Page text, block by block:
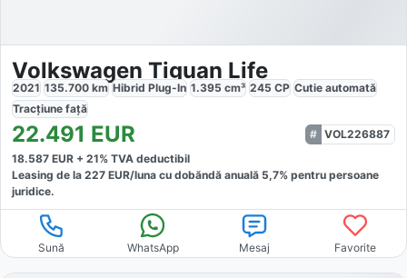
Volkswagen Tiguan Life
2021 135.700 km Hibrid Plug-In 1.395 cm³ 245 CP Cutie automată
Tracțiune față
22.491 EUR
VOL226887
18.587 EUR + 21% TVA deductibil
Leasing de la 227 EUR/luna cu dobăndă anuală 5,7% pentru persoane
juridice.
Sună WhatsApp Mesaj Favorite